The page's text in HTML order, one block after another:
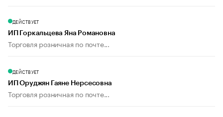
ДЕЙСТВУЕТ
ИП Горкальцева Яна Романовна
Торговля розничная по почте...
ДЕЙСТВУЕТ
ИП Оруджян Гаяне Нерсесовна
Торговля розничная по почте...